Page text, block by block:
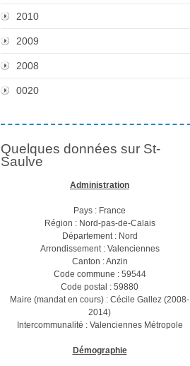
2010
2009
2008
0020
Quelques données sur St-
Saulve
Administration
Pays : France
Région : Nord-pas-de-Calais
Département : Nord
Arrondissement : Valenciennes
Canton : Anzin
Code commune : 59544
Code postal : 59880
Maire (mandat en cours) : Cécile Gallez (2008-
2014)
Intercommunalité : Valenciennes Métropole
Démographie